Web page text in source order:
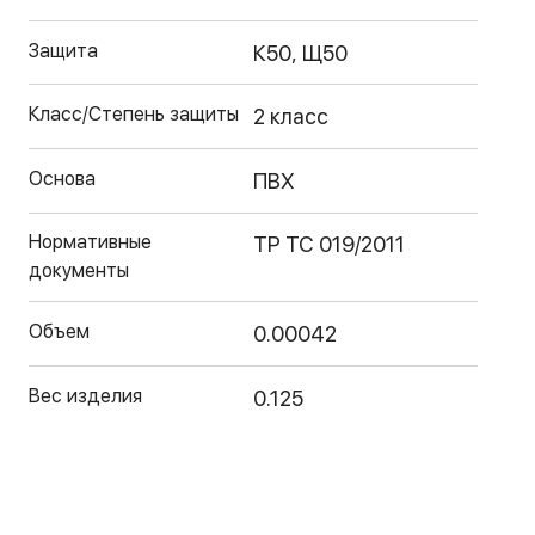
Защита К50, Щ50
Класс/Степень защиты 2 класс
Основа ПВХ
Нормативные
документы
ТР ТС 019/2011
Объем 0.00042
Вес изделия 0.125